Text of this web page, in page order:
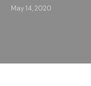
May 14, 2020